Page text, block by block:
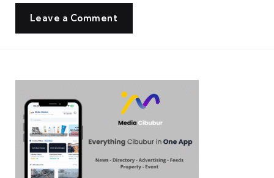
Leave a Comment